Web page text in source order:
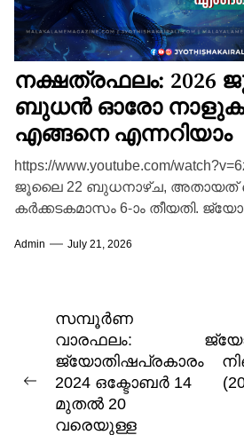
നക്ഷത്രഫലം: 2026
ബുധൻ ഓരോ
എങ്ങനെ എന്നറിയാം
https://www.youtube.com/
ജൂലൈ 22 ബുധനാഴ്ച, അതായത്
കർക്കടകമാസം 6-ാം തീയതി.
ബുധഗ്രഹത്തിന്റെ
Admin July 21, 2026
Post
navigation
Previous
post:
സമ്പൂർണ
വാരഫലം:
ജ്യോതിഷപ്രകാരം
2024 ഒക്ടോബര്‍ 14
മുതല്‍ 20
വരെയുള്ള